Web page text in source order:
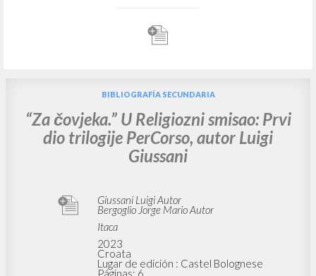
BIBLIOGRAFÍA SECUNDARIA
“Za čovjeka.” U Religiozni smisao: Prvi
dio trilogije PerCorso, autor Luigi
Giussani
Giussani Luigi Autor
Bergoglio Jorge Mario Autor
Itaca
2023
Croata
Lugar de edición : Castel Bolognese